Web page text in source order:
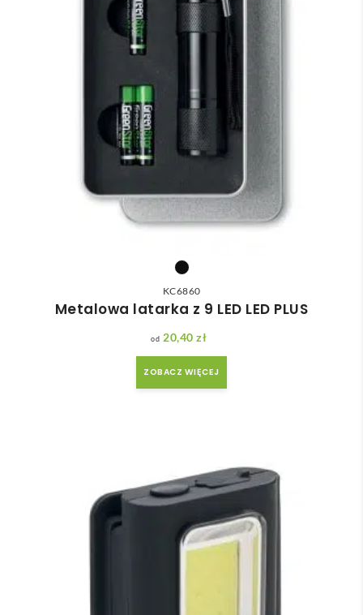
KC6860
Metalowa latarka z 9 LED LED PLUS
20,40zł
ZOBACZ WIĘCEJ